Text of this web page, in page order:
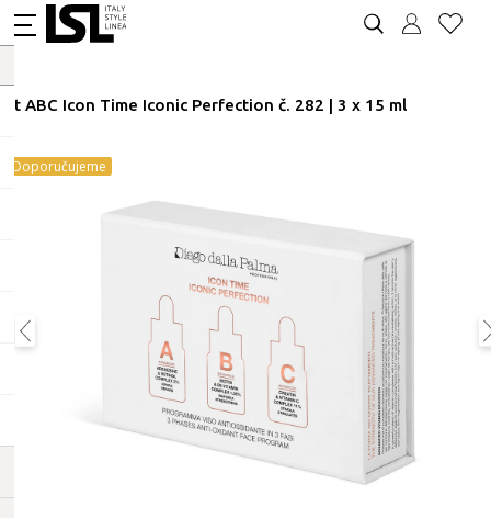
Kit ABC Icon Time Iconic Perfection č. 282 | 3 x 15 ml
Doporučujeme